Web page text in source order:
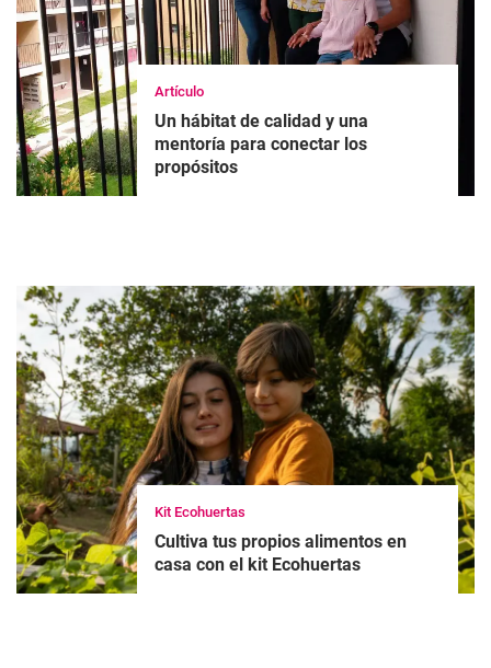
Artículo
Un hábitat de calidad y una
mentoría para conectar los
propósitos
Kit Ecohuertas
Cultiva tus propios alimentos en
casa con el kit Ecohuertas